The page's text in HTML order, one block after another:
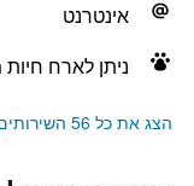
אינטרנט
ניתן לארח
הצג את כל 56 השירותים